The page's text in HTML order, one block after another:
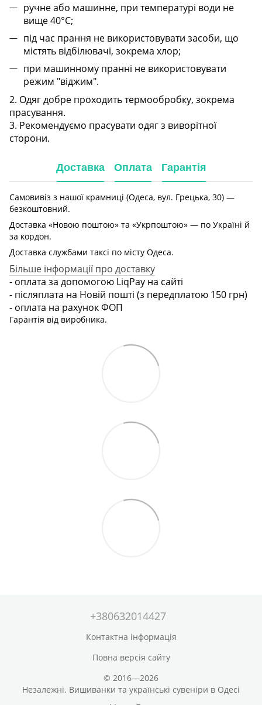
ручне або машинне, при температурі води не
вище 40°C;
під час прання не використовувати засоби, що
містять відбілювачі, зокрема хлор;
при машинному пранні не використовувати
режим "віджим".
2. Одяг добре проходить термообробку, зокрема
прасування.
3. Рекомендуємо прасувати одяг з виворітної
сторони.
Доставка Оплата Гарантія
Самовивіз з нашої крамниці (Одеса, вул. Грецька, 30) —
безкоштовний.
Доставка «Новою поштою» та «Укрпоштою» — по Україні й
за кордон.
Доставка службами таксі по місту Одеса.
Більше інформації про доставку
- оплата за допомогою LiqPay на сайті
- післяплата на Новій пошті (з передплатою 150 грн)
- оплата на рахунок ФОП
Гарантія від виробника.
+380632014427
Контактна інформація
Повна версія сайту
© 2016—2026
Незалежні. Вишиванки та українські сувеніри в Одесі